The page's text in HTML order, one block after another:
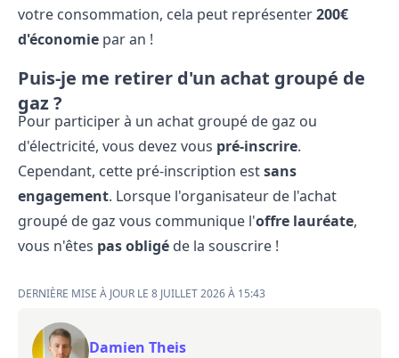
votre consommation, cela peut représenter200€
d'économie par an !
Puis-je me retirer d'un achat groupé de
gaz ?
Pour participer à un achat groupé de gaz ou
d'électricité, vous devez vous pré-inscrire.
Cependant, cette pré-inscription estsans
engagement. Lorsque l'organisateur de l'achat
groupé de gaz vous communique l'offre lauréate,
vous n'êtes pas obligé de la souscrire !
DERNIÈRE MISE À JOUR LE 8 JUILLET 2026 À 15:43
Damien Theis